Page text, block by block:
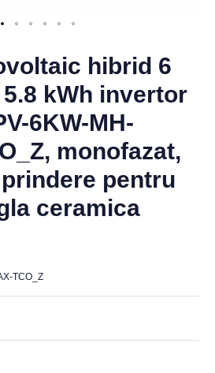
hibrid 6
5.8 kWh invertor
6KW-MH-
monofazat,
pentru
ceramica
TCO_Z